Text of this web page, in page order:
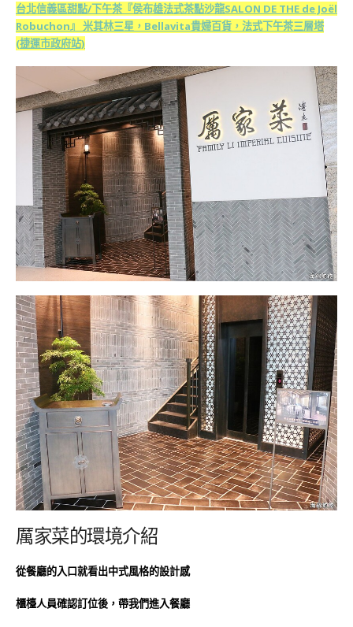
台北信義區甜點/下午茶『侯布雄法式茶點沙龍SALON DE THE de Joël
Robuchon』 米其林三星，Bellavita貴婦百貨，法式下午茶三層塔
(捷運市政府站)
厲家菜的環境介紹
從餐廳的入口就看出中式風格的設計感
櫃檯人員確認訂位後，帶我們進入餐廳